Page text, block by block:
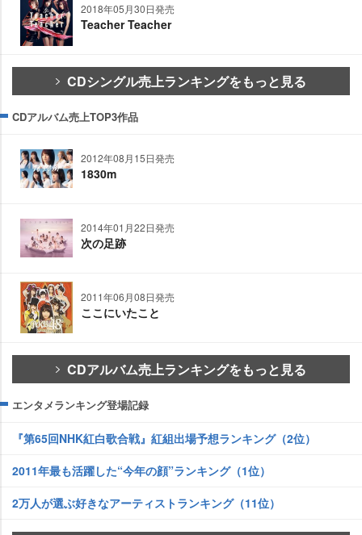
2018年05月30日発売
Teacher Teacher
CDシングル売上ランキングをもっと見る
CDアルバム売上TOP3作品
2012年08月15日発売
1830m
2014年01月22日発売
次の足跡
2011年06月08日発売
ここにいたこと
CDアルバム売上ランキングをもっと見る
エンタメランキング登場記録
『第65回NHK紅白歌合戦』紅組出場予想ランキング（2位）
2011年最も活躍した“今年の顔”ランキング（1位）
2万人が選ぶ好きなアーティストランキング（11位）